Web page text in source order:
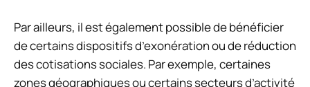
Par ailleurs, il est également possible de bénéficier
de certains dispositifs d’exonération ou de réduction
des cotisations sociales. Par exemple, certaines
zones géographiques ou certains secteurs d’activité